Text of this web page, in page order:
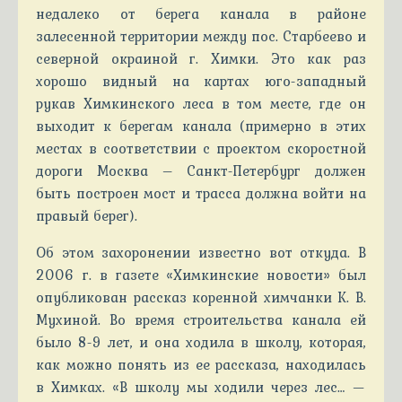
недалеко от берега канала в районе
залесенной территории между пос. Старбеево и
северной окраиной г. Химки. Это как раз
хорошо видный на картах юго-западный
рукав Химкинского леса в том месте, где он
выходит к берегам канала (примерно в этих
местах в соответствии с проектом скоростной
дороги Москва – Санкт-Петербург должен
быть построен мост и трасса должна войти на
правый берег).
Об этом захоронении известно вот откуда. В
2006 г. в газете «Химкинские новости» был
опубликован рассказ коренной химчанки К. В.
Мухиной. Во время строительства канала ей
было 8-9 лет, и она ходила в школу, которая,
как можно понять из ее рассказа, находилась
в Химках. «В школу мы ходили через лес… —